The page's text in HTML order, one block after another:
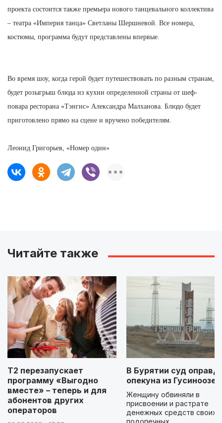
проекта состоится также премьера нового танцевального коллектива
– театра «Империя танца» Светланы Шершневой. Все номера,
костюмы, программа будут представлены впервые.
Во время шоу, когда герой будет путешествовать по разным странам,
будет розыгрыш блюда из кухни определенной страны от шеф-
повара ресторана «Тэнгис» Александра Малханова. Блюдо будет
приготовлено прямо на сцене и вручено победителям.
Леонид Григорьев, «Номер один»
Читайте также
Т2 перезапускает
программу «Выгодно
вместе» – теперь и для
абонентов других
операторов
В Бурятии суд
опекуна из
Женщину обвиняли в
присвоении и растрате
денежных средств своих
подопечных